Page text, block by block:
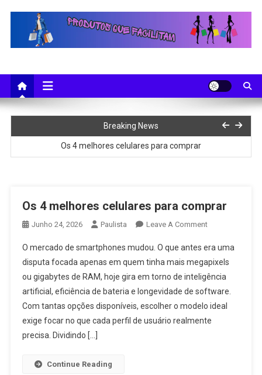
Breaking News
Os 4 melhores celulares para comprar
Capa Para Banco de Carros Impermeável
Como escolher um Cooktop para Comprar
Os 4 melhores celulares para comprar
Os 4 melhores celulares para comprar
Junho 24, 2026 Paulista Leave A CommentOn
4
Melhores
Celulares
Para
Comprar
O mercado de smartphones mudou. O que antes era uma
disputa focada apenas em quem tinha mais megapixels
ou gigabytes de RAM, hoje gira em torno de inteligência
artificial, eficiência de bateria e longevidade de software.
Com tantas opções disponíveis, escolher o modelo ideal
exige focar no que cada perfil de usuário realmente
precisa. Dividindo […]
Continue Reading